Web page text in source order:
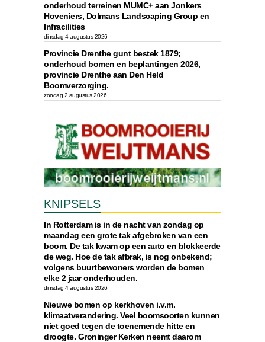
onderhoud terreinen MUMC+ aan Jonkers
Hoveniers, Dolmans Landscaping Group en
Infracilities
dinsdag 4 augustus 2026
Provincie Drenthe gunt bestek 1879;
onderhoud bomen en beplantingen 2026,
provincie Drenthe aan Den Held
Boomverzorging.
zondag 2 augustus 2026
KNIPSELS
In Rotterdam is in de nacht van zondag op
maandag een grote tak afgebroken van een
boom. De tak kwam op een auto en blokkeerde
de weg. Hoe de tak afbrak, is nog onbekend;
volgens buurtbewoners worden de bomen
elke 2 jaar onderhouden.
dinsdag 4 augustus 2026
Nieuwe bomen op kerkhoven i.v.m.
klimaatverandering. Veel boomsoorten kunnen
niet goed tegen de toenemende hitte en
droogte. Groninger Kerken neemt daarom